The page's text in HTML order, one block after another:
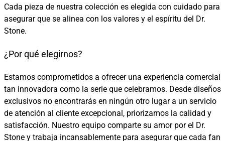
Cada pieza de nuestra colección es elegida con cuidado para
asegurar que se alinea con los valores y el espíritu del Dr.
Stone.
¿Por qué elegirnos?
Estamos comprometidos a ofrecer una experiencia comercial
tan innovadora como la serie que celebramos. Desde diseños
exclusivos no encontrarás en ningún otro lugar a un servicio
de atención al cliente excepcional, priorizamos la calidad y
satisfacción. Nuestro equipo comparte su amor por el Dr.
Stone y trabaja incansablemente para asegurar que cada fan